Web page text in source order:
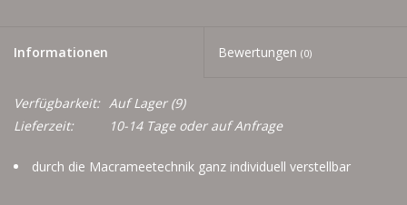
Informationen Bewertungen (0)
Verfügbarkeit: Auf Lager(9)
Lieferzeit:
10-14 Tage oder auf Anfrage
durch die Macrameetechnik ganz individuell verstellbar